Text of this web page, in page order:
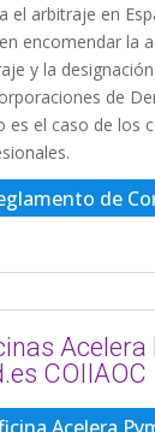
el arbitraje en
encomendar la
y la
de
es el caso de los
de
Acelera
COIIAOC